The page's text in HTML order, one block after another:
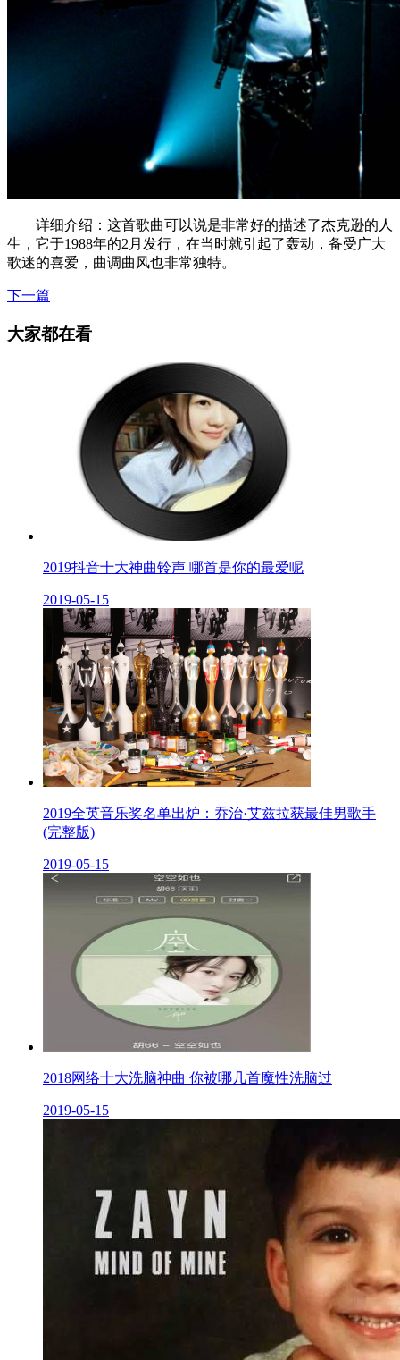
详细介绍：这首歌曲可以说是非常好的描述了杰克逊的人
生，它于1988年的2月发行，在当时就引起了轰动，备受广大
歌迷的喜爱，曲调曲风也非常独特。
下一篇
大家都在看
2019抖音十大神曲铃声 哪首是你的最爱呢
2019-05-15
2019全英音乐奖名单出炉：乔治·艾兹拉获最佳男歌手
(完整版)
2019-05-15
2018网络十大洗脑神曲 你被哪几首魔性洗脑过
2019-05-15